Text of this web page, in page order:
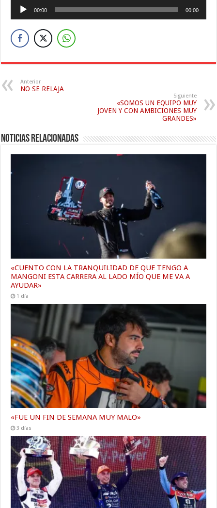
Reproductor
00:00 00:00
Anterior
NO SE RELAJA
Siguiente
«SOMOS UN EQUIPO MUY
JOVEN Y CON AMBICIONES MUY
GRANDES»
Noticias relacionadas
«CUENTO CON LA TRANQUILIDAD DE QUE TENGO A
MANGONI ESTA CARRERA AL LADO MÍO QUE ME VA A
AYUDAR»
1 día
«FUE UN FIN DE SEMANA MUY MALO»
3 días